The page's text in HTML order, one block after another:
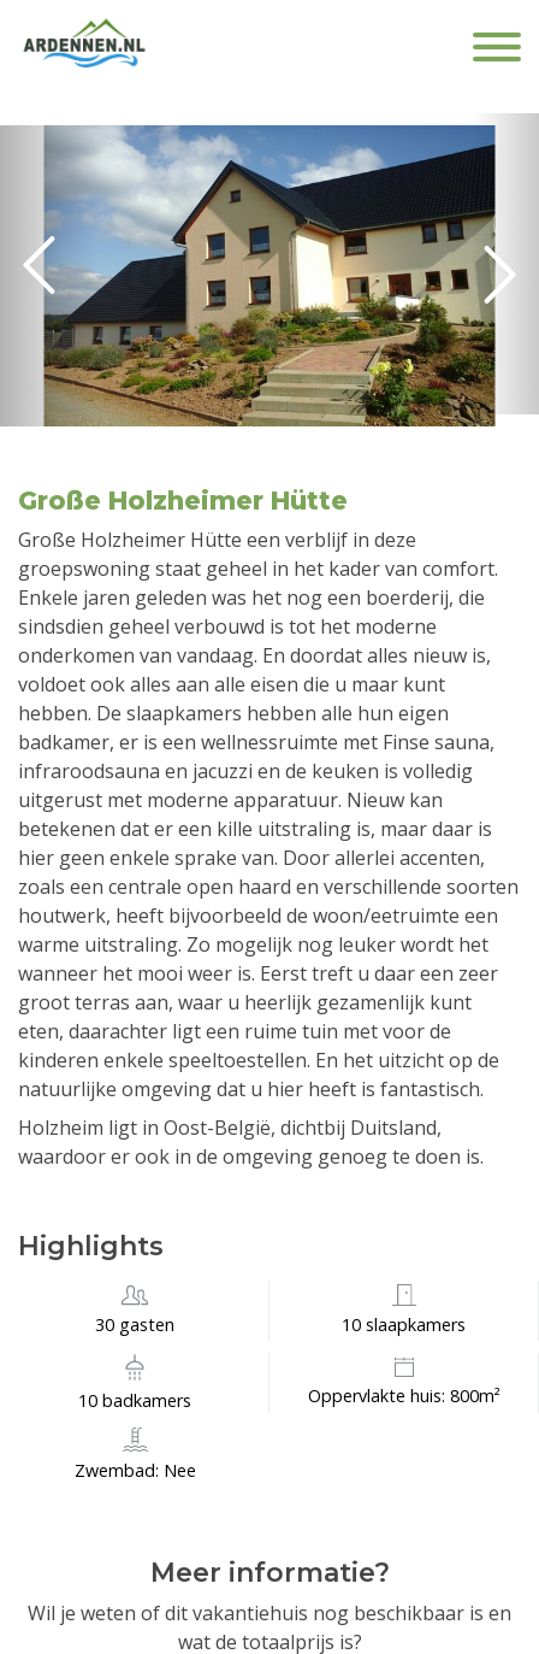
Große Holzheimer Hütte
Große Holzheimer Hütte een verblijf in deze
groepswoning staat geheel in het kader van comfort.
Enkele jaren geleden was het nog een boerderij, die
sindsdien geheel verbouwd is tot het moderne
onderkomen van vandaag. En doordat alles nieuw is,
voldoet ook alles aan alle eisen die u maar kunt
hebben. De slaapkamers hebben alle hun eigen
badkamer, er is een wellnessruimte met Finse sauna,
infraroodsauna en jacuzzi en de keuken is volledig
uitgerust met moderne apparatuur. Nieuw kan
betekenen dat er een kille uitstraling is, maar daar is
hier geen enkele sprake van. Door allerlei accenten,
zoals een centrale open haard en verschillende soorten
houtwerk, heeft bijvoorbeeld de woon/eetruimte een
warme uitstraling. Zo mogelijk nog leuker wordt het
wanneer het mooi weer is. Eerst treft u daar een zeer
groot terras aan, waar u heerlijk gezamenlijk kunt
eten, daarachter ligt een ruime tuin met voor de
kinderen enkele speeltoestellen. En het uitzicht op de
natuurlijke omgeving dat u hier heeft is fantastisch.
Holzheim ligt in Oost-België, dichtbij Duitsland,
waardoor er ook in de omgeving genoeg te doen is.
Highlights
30 gasten 10 slaapkamers
10 badkamers Oppervlakte huis: 800m²
Zwembad: Nee
Meer informatie?
Wil je weten of dit vakantiehuis nog beschikbaar is en
wat de totaalprijs is?